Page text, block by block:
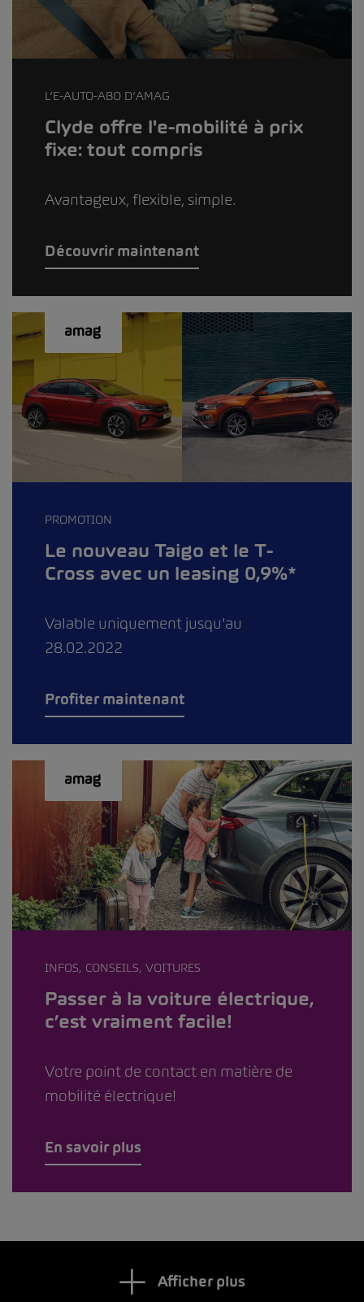
L’E-AUTO-ABO D’AMAG
Clyde offre l'e-mobilité à prix
fixe: tout compris
Avantageux, flexible, simple.
Découvrir maintenant
PROMOTION
Le nouveau Taigo et le T-
Cross avec un leasing 0,9%*
Valable uniquement jusqu'au
28.02.2022
Profiter maintenant
INFOS, CONSEILS, VOITURES
Passer à la voiture électrique,
c’est vraiment facile!
Votre point de contact en matière de
mobilité électrique!
En savoir plus
Afficher plus